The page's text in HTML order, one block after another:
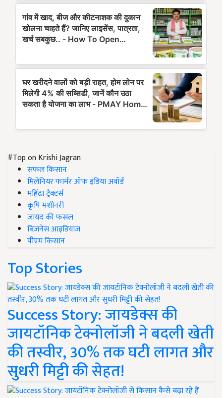
#Top on Krishi Jagran
सफल किसान
मिलेनियर फार्मर ऑफ इंडिया अवॉर्ड
महिंद्रा ट्रैक्टर्स
कृषि मशीनरी
जायद की फसल
बिज़नेस आइडियाज
पीएम किसान
Top Stories
Success Story: जायडेक्स की
जायटॉनिक टेक्नोलॉजी ने बदली खेती
की तस्वीर, 30% तक घटी लागत और
सुधरी मिट्टी की सेहत!